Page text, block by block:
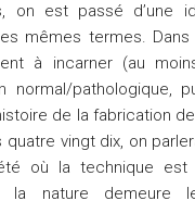
on est passé d’une
mêmes termes. Dans
à incarner (au
normal/pathologique,
de la fabrication
quatre vingt dix, on
où la technique est
la nature demeure